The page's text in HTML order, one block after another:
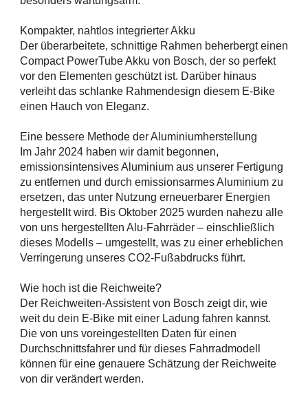
Kompakter, nahtlos integrierter Akku
Der überarbeitete, schnittige Rahmen beherbergt einen
Compact PowerTube Akku von Bosch, der so perfekt
vor den Elementen geschützt ist. Darüber hinaus
verleiht das schlanke Rahmendesign diesem E-Bike
einen Hauch von Eleganz.
Eine bessere Methode der Aluminiumherstellung
Im Jahr 2024 haben wir damit begonnen,
emissionsintensives Aluminium aus unserer Fertigung
zu entfernen und durch emissionsarmes Aluminium zu
ersetzen, das unter Nutzung erneuerbarer Energien
hergestellt wird. Bis Oktober 2025 wurden nahezu alle
von uns hergestellten Alu-Fahrräder – einschließlich
dieses Modells – umgestellt, was zu einer erheblichen
Verringerung unseres CO2-Fußabdrucks führt.
Wie hoch ist die Reichweite?
Der Reichweiten-Assistent von Bosch zeigt dir, wie
weit du dein E-Bike mit einer Ladung fahren kannst.
Die von uns voreingestellten Daten für einen
Durchschnittsfahrer und für dieses Fahrradmodell
können für eine genauere Schätzung der Reichweite
von dir verändert werden.